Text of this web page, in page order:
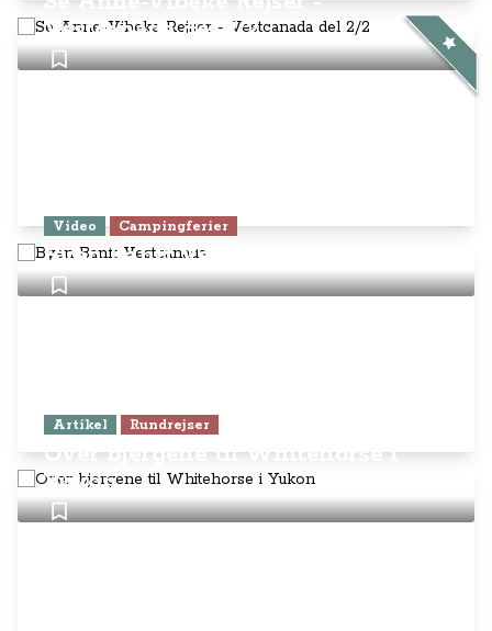
Vestcanada del 2/2
Video Campingferier
Byen Banff Vestcanada
Artikel Rundrejser
Over bjergene til Whitehorse i
Yukon